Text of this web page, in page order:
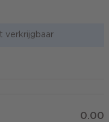
verkrijgbaar
0.00